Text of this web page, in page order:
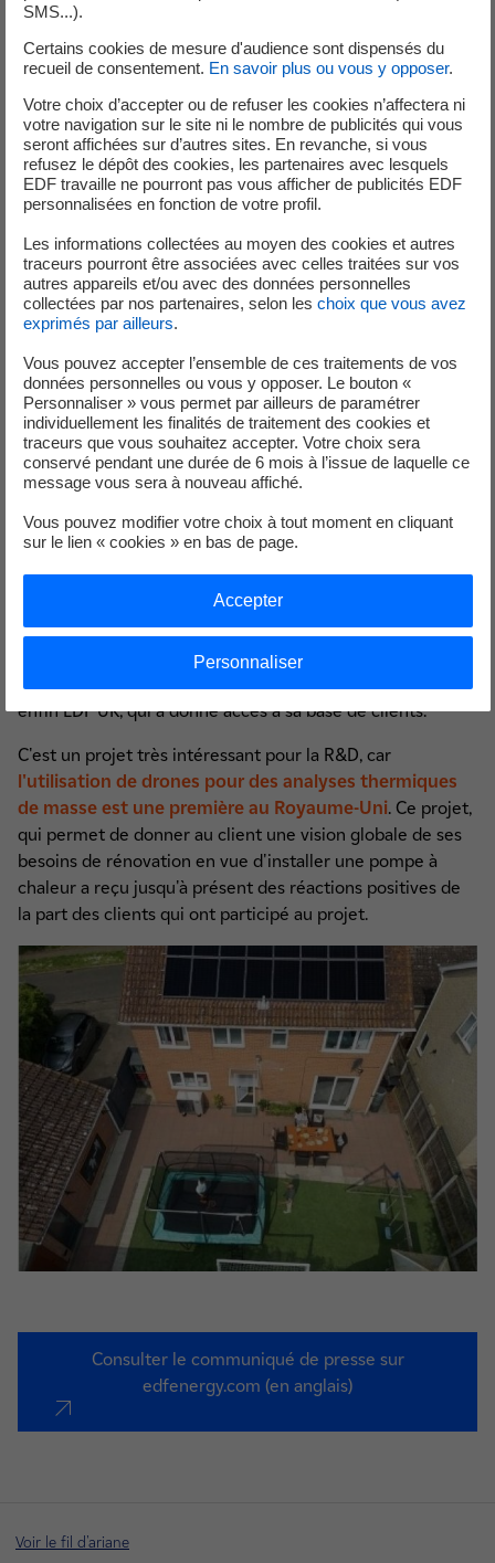
chaudière. Cela permet de
minimiser les visites préalables à
l'installation de la pompe à
chaleur, de réduire les coûts pour
le client, de rationaliser le
processus et de démontrer une
fois de plus notre engagement à
aider les clients à économiser de
l'argent et réduire leur emprunte
carbone
Patrick Dupeyrat
Directeur d'EDF UK R&D
Le Projet Sojourner est le fruit d'une collaboration entre
Kestrix, une start-up à l'approche technologique innovante
spécialisée dans le climat, les équipes de la R&D d'EDF, et
enfin EDF UK, qui a donné accès à sa base de clients.
C'est un projet très intéressant pour la R&D, car
l'utilisation de drones pour des analyses thermiques
de masse est une première au Royaume-Uni. Ce projet,
qui permet de donner au client une vision globale de ses
besoins de rénovation en vue d'installer une pompe à
chaleur a reçu jusqu'à présent des réactions positives de
la part des clients qui ont participé au projet.
Consulter le communiqué de presse sur
edfenergy.com (en anglais)
nouvel onglet
Voir le fil d'ariane
SMS...).
Certains cookies de mesure d'audience sont dispensés du
recueil de consentement. En savoir plus ou vous y opposer.
Votre choix d’accepter ou de refuser les cookies n’affectera ni
votre navigation sur le site ni le nombre de publicités qui vous
seront affichées sur d’autres sites. En revanche, si vous
refusez le dépôt des cookies, les partenaires avec lesquels
EDF travaille ne pourront pas vous afficher de publicités EDF
personnalisées en fonction de votre profil.
Les informations collectées au moyen des cookies et autres
traceurs pourront être associées avec celles traitées sur vos
autres appareils et/ou avec des données personnelles
collectées par nos partenaires, selon les choix que vous avez
exprimés par ailleurs.
Vous pouvez accepter l’ensemble de ces traitements de vos
données personnelles ou vous y opposer. Le bouton «
Personnaliser » vous permet par ailleurs de paramétrer
individuellement les finalités de traitement des cookies et
traceurs que vous souhaitez accepter. Votre choix sera
conservé pendant une durée de 6 mois à l’issue de laquelle ce
message vous sera à nouveau affiché.
Vous pouvez modifier votre choix à tout moment en cliquant
sur le lien « cookies » en bas de page.
Personnaliser
Accepter